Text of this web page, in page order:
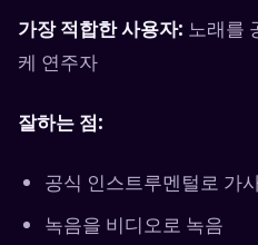
가장 적합한 사용자: 노래를
케 연주자
잘하는 점:
공식 인스트루멘털로 가
녹음을 비디오로 녹음